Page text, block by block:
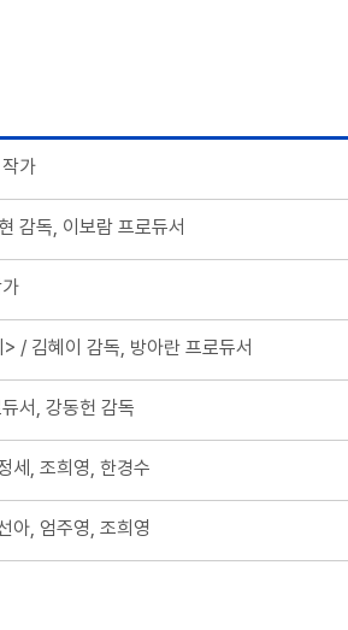
가
감독, 이보람 프로듀서
/ 김혜이 감독, 방아란 프로듀서
서, 강동헌 감독
세, 조희영, 한경수
아, 엄주영, 조희영